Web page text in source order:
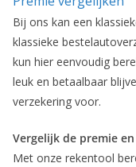
Bij ons kan een
klassieke
kun hier eenvoudig
leuk en betaalbaar
verzekering voor.
Vergelijk de premie
Met onze rekentool